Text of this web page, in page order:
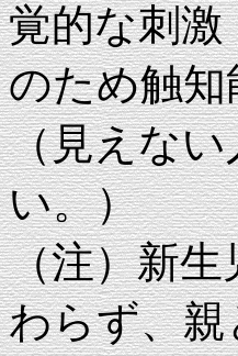
覚的な刺
のため触
（見えな
い。）
（注）新
わらず、